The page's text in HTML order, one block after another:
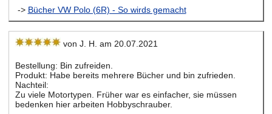
-> Bücher VW Polo (6R) - So wirds gemacht
von J. H. am 20.07.2021
Bestellung: Bin zufreiden.
Produkt: Habe bereits mehrere Bücher und bin zufrieden.
Nachteil:
Zu viele Motortypen. Früher war es einfacher, sie müssen
bedenken hier arbeiten Hobbyschrauber.